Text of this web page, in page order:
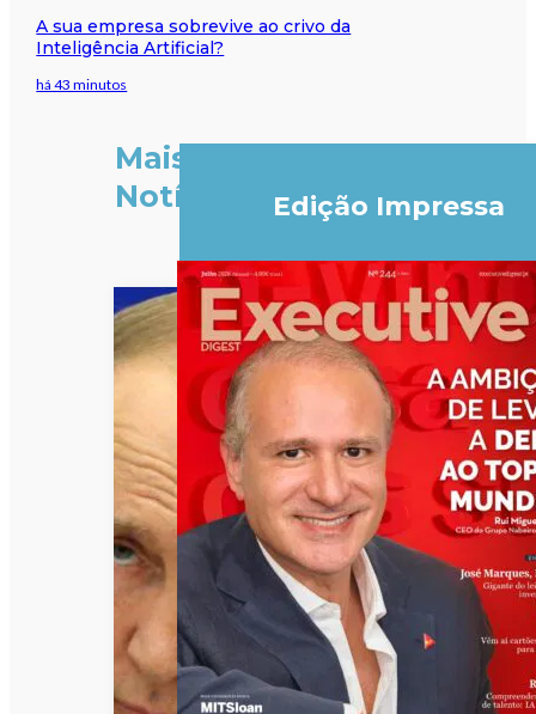
A sua empresa sobrevive ao crivo da
Inteligência Artificial?
há 43 minutos
Mais
Notícias
Edição Impressa